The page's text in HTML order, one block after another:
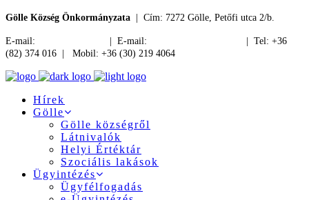
Gölle Község Önkormányzata | Cím: 7272 Gölle, Petőfi utca 2/b.
E-mail: | E-mail:
| Tel: +36
(82) 374 016 | Mobil: +36 (30) 219 4064
Hírek
Gölle
Gölle községről
Látnivalók
Helyi Értéktár
Szociális lakások
Ügyintézés
Ügyfélfogadás